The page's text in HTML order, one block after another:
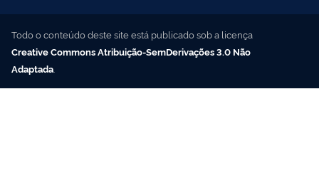
Todo o conteúdo deste site está publicado sob a licença
Creative Commons Atribuição-SemDerivações 3.0 Não
Adaptada